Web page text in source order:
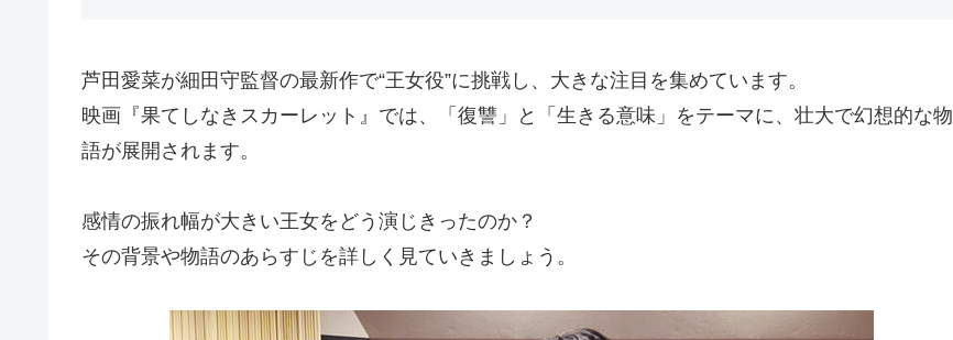
芦田愛菜が細田守監督の最新作で“王女役”に挑戦し、大きな注目を集めています。
映画『果てしなきスカーレット』では、「復讐」と「生きる意味」をテーマに、壮大で幻想的な物
語が展開されます。
感情の振れ幅が大きい王女をどう演じきったのか？
その背景や物語のあらすじを詳しく見ていきましょう。